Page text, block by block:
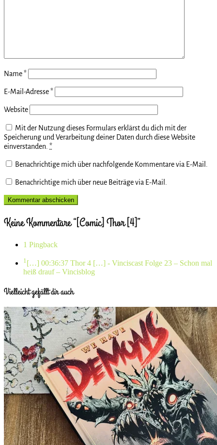
Name*
E-Mail-Adresse*
Website
Mit der Nutzung dieses Formulars erklärst du dich mit der
Speicherung und Verarbeitung deiner Daten durch diese Website
einverstanden. *
Benachrichtige mich über nachfolgende Kommentare via E-Mail.
Benachrichtige mich über neue Beiträge via E-Mail.
Keine Kommentare “[Comic] Thor [4]”
1 Pingback
1 […] 00:36:37 Thor 4 […] - Vinciscast Folge 23 – Schon mal
heiß drauf – Vincisblog
Vielleicht gefällt dir auch